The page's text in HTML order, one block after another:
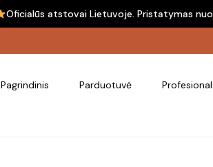
Oficialūs atstovai Lietuvoje. Pristatymas
Pagrindinis Parduotuvė